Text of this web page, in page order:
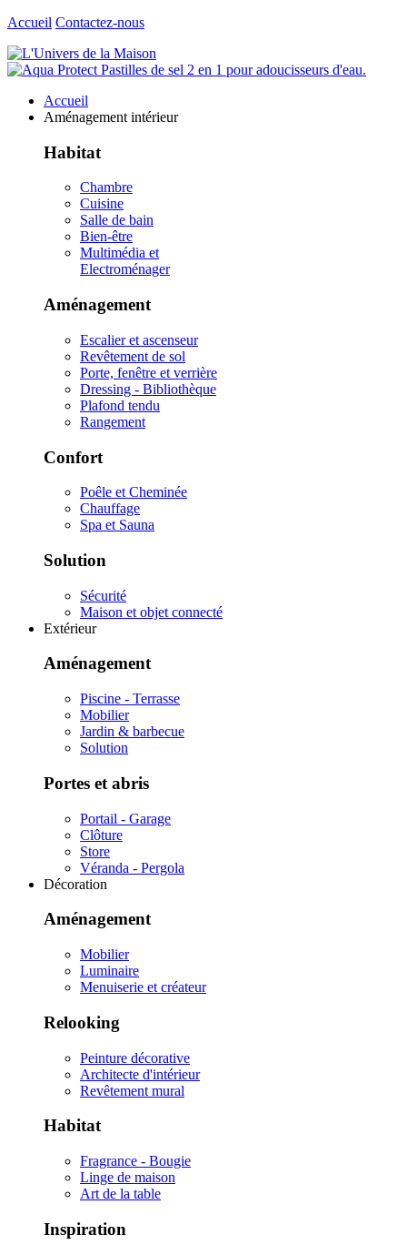
Accueil Contactez-nous
Accueil
Aménagement intérieur
Habitat
Chambre
Cuisine
Salle de bain
Bien-être
Multimédia et
Electroménager
Aménagement
Escalier et ascenseur
Revêtement de sol
Porte, fenêtre et verrière
Dressing - Bibliothèque
Plafond tendu
Rangement
Confort
Poêle et Cheminée
Chauffage
Spa et Sauna
Solution
Sécurité
Maison et objet connecté
Extérieur
Aménagement
Piscine - Terrasse
Mobilier
Jardin & barbecue
Solution
Portes et abris
Portail - Garage
Clôture
Store
Véranda - Pergola
Décoration
Aménagement
Mobilier
Luminaire
Menuiserie et créateur
Relooking
Peinture décorative
Architecte d'intérieur
Revêtement mural
Habitat
Fragrance - Bougie
Linge de maison
Art de la table
Inspiration